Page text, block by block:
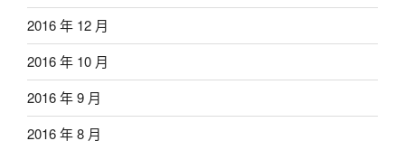
2016 年 12 月
2016 年 10 月
2016 年 9 月
2016 年 8 月